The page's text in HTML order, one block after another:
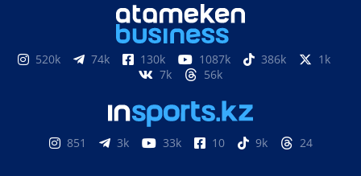
520k 74k 130k 1087k 386k
1k
7k
56k
851 3k 33k 10 9k 24